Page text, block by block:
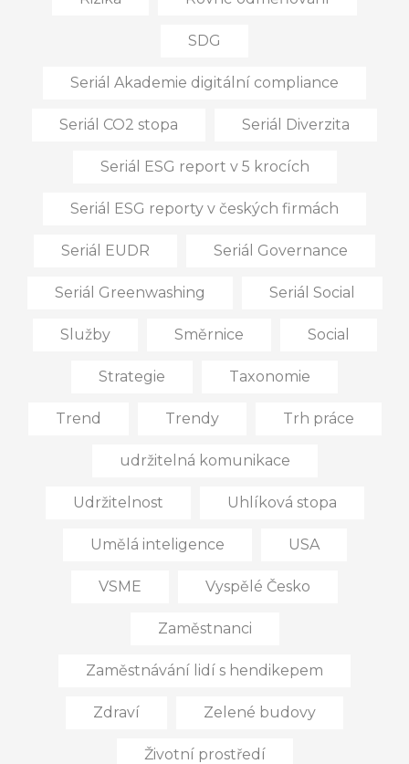
SDG
Seriál Akademie digitální compliance
Seriál CO2 stopa Seriál Diverzita
Seriál ESG report v 5 krocích
Seriál ESG reporty v českých firmách
Seriál EUDR Seriál Governance
Seriál Greenwashing Seriál Social
Služby Směrnice Social
Strategie Taxonomie
Trend Trendy Trh práce
udržitelná komunikace
Udržitelnost Uhlíková stopa
Umělá inteligence USA
VSME Vyspělé Česko
Zaměstnanci
Zaměstnávání lidí s hendikepem
Zdraví Zelené budovy
Životní prostředí